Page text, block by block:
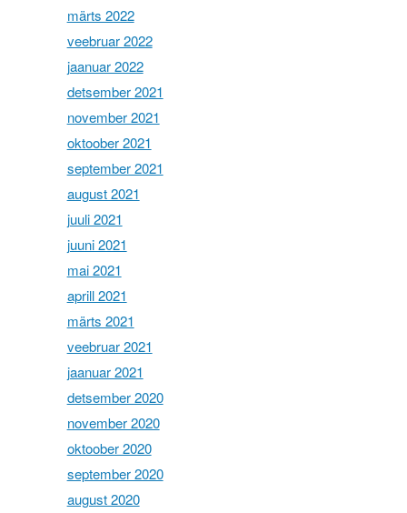
märts 2022
veebruar 2022
jaanuar 2022
detsember 2021
november 2021
oktoober 2021
september 2021
august 2021
juuli 2021
juuni 2021
mai 2021
aprill 2021
märts 2021
veebruar 2021
jaanuar 2021
detsember 2020
november 2020
oktoober 2020
september 2020
august 2020